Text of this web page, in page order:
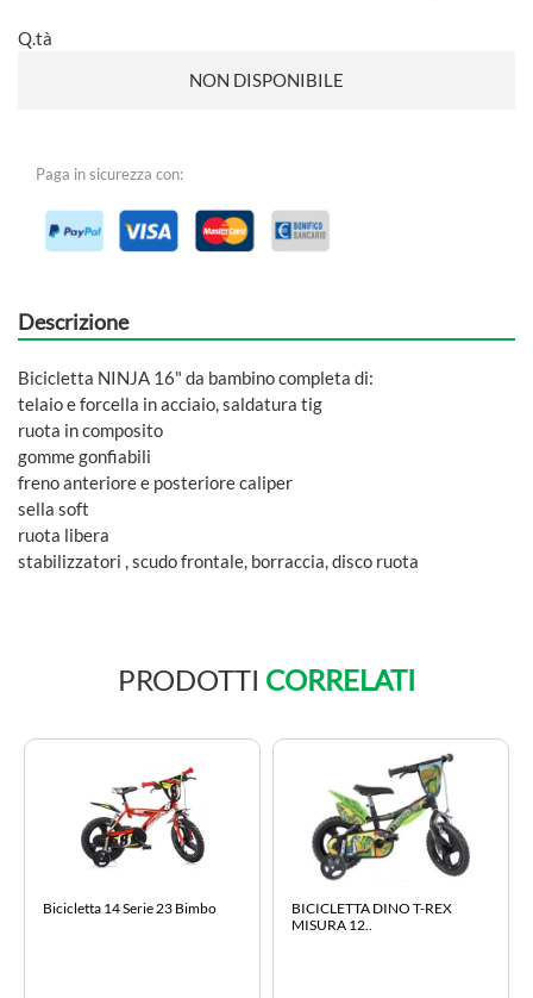
Q.tà
NON DISPONIBILE
Paga in sicurezza con:
Descrizione
Bicicletta NINJA 16" da bambino completa di:
telaio e forcella in acciaio, saldatura tig
ruota in composito
gomme gonfiabili
freno anteriore e posteriore caliper
sella soft
ruota libera
stabilizzatori , scudo frontale, borraccia, disco ruota
PRODOTTI CORRELATI
Bicicletta 14 Serie 23 Bimbo
BICICLETTA DINO T-REX
MISURA 12..